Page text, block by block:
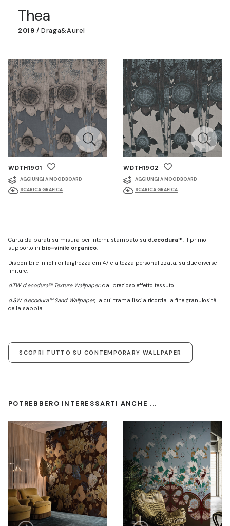
Thea
2019 / Draga&Aurel
WDTH1901
AGGIUNGI A MOODBOARD
SCARICA GRAFICA
WDTH1902
AGGIUNGI A MOODBOARD
SCARICA GRAFICA
Carta da parati su misura per interni, stampato su d.ecodura™, il primo
supporto in bio-vinile organico.
Disponibile in rolli di larghezza cm 47 e altezza personalizzata, su due diverse
finiture:
d.TW d.ecodura™ Texture Wallpaper, dal prezioso effetto tessuto
d.SW d.ecodura™ Sand Wallpaper, la cui trama liscia ricorda la fine granulosità
della sabbia.
SCOPRI TUTTO SU CONTEMPORARY WALLPAPER
POTREBBERO INTERESSARTI ANCHE ...